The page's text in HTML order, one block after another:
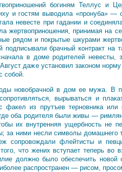
богиням Теллус и
и гостям выводила «пронуба»
невесте при гадании и
жертвоприношения, принимая
рядом и покрытые шкурами
брачный контракт на
в доме родителей
даже установил законом
собой.
новобрачной в дом ее мужа. В
вырываться и
из прутъев терновника
оба родителя были живы —
их внутренняя ущербность не
за ними несли символы
сопровождали флейтисты и
что жених вступает теперь
должно было обеспечить
распространен — рисом,